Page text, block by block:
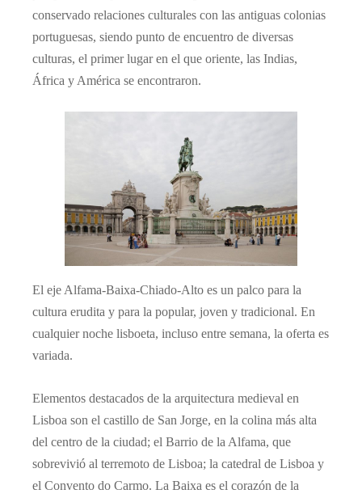
conservado relaciones culturales con las antiguas colonias
portuguesas, siendo punto de encuentro de diversas
culturas, el primer lugar en el que oriente, las Indias,
África y América se encontraron.
El eje Alfama-Baixa-Chiado-Alto es un palco para la
cultura erudita y para la popular, joven y tradicional. En
cualquier noche lisboeta, incluso entre semana, la oferta es
variada.
Elementos destacados de la arquitectura medieval en
Lisboa son el castillo de San Jorge, en la colina más alta
del centro de la ciudad; el Barrio de la Alfama, que
sobrevivió al terremoto de Lisboa; la catedral de Lisboa y
el Convento do Carmo. La Baixa es el corazón de la